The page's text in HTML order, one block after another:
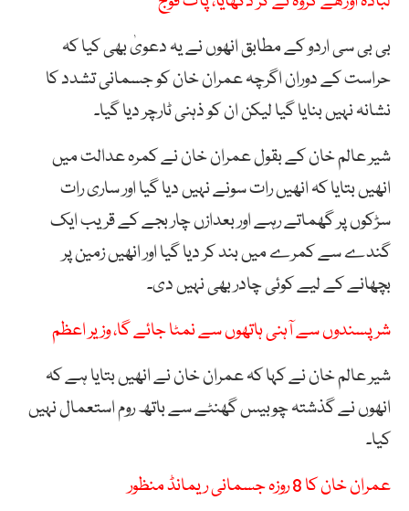
بی بی سی اردو کے مطابق انھوں نے یہ دعویٰ بھی کیا کہ
حراست کے دوران اگرچہ عمران خان کو جسمانی تشدد کا
نشانہ نہیں بنایا گیا لیکن ان کو ذہنی ٹارچر دیا گیا۔
شیر عالم خان کے بقول عمران خان نے کمرہ عدالت میں
انھیں بتایا کہ انھیں رات سونے نہیں دیا گیا اور ساری رات
سڑکوں پر گھماتے رہے اور بعدازں چار بجے کے قریب ایک
گندے سے کمرے میں بند کر دیا گیا اور انھیں زمین پر
بچھانے کے لیے کوئی چادر بھی نہیں دی۔
شرپسندوں سے آہنی ہاتھوں سے نمٹا جائے گا، وزیر اعظم
شیر عالم خان نے کہا کہ عمران خان نے انھیں بتایا ہے کہ
انھوں نے گذشتہ چوبیس گھنٹے سے باتھ روم استعمال نہیں
کیا۔
عمران خان کا 8 روزہ جسمانی ریمانڈ منظور